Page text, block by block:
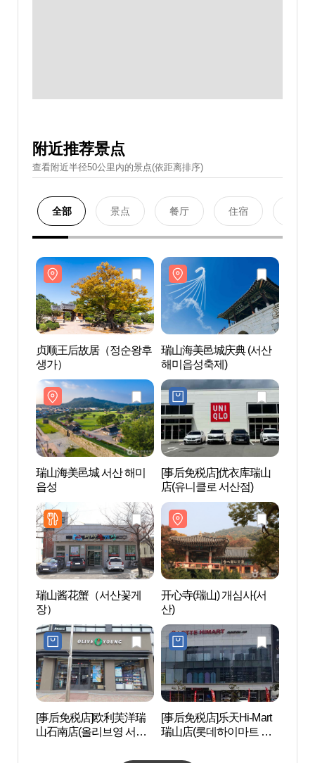
附近推荐景点
查看附近半径50公里內的景点(依距离排序)
全部 景点 餐厅 住宿
贞顺王后故居（정순왕후
생가）
瑞山海美邑城庆典 (서산
해미읍성축제)
瑞山海美邑城 서산 해미
읍성
[事后免税店]优衣库瑞山
店(유니클로 서산점)
瑞山酱花蟹（서산꽃게
장）
开心寺(瑞山) 개심사(서
산)
[事后免税店]欧利芙洋瑞
山石南店(올리브영 서산
[事后免税店]乐天Hi-Mart
瑞山店(롯데하이마트 서